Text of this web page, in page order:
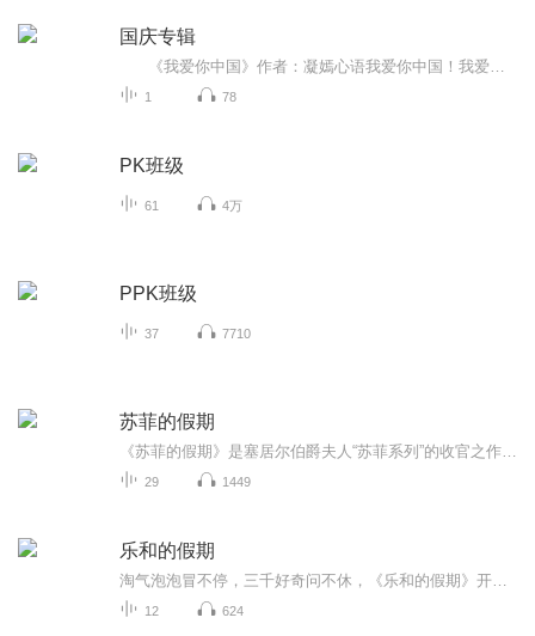
国庆专辑
1 78
PK班级
61 4万
PPK班级
37 7710
苏菲的假期
29 1449
乐和的假期
12 624